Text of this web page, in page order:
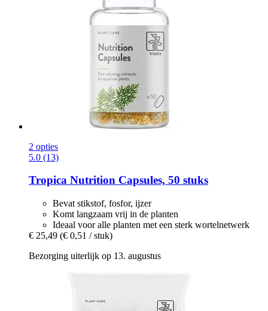
2 opties
5.0 (13)
Tropica Nutrition Capsules, 50 stuks
Bevat stikstof, fosfor, ijzer
Komt langzaam vrij in de planten
Ideaal voor alle planten met een sterk wortelnetwerk
€ 25,49 (€ 0,51 / stuk)
Bezorging uiterlijk op 13. augustus